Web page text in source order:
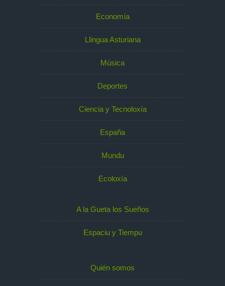
Economía
Llingua Asturiana
Música
Deportes
Ciencia y Tecnoloxía
España
Mundu
Ecoloxía
A la Gueta los Sueños
Espaciu y Tiempu
Quién somos